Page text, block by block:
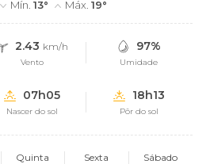
Mín.13° Máx.19°
2.43 km/h
Vento
97%
Umidade
07h05
Nascer do sol
18h13
Pôr do sol
Quinta Sexta Sábado